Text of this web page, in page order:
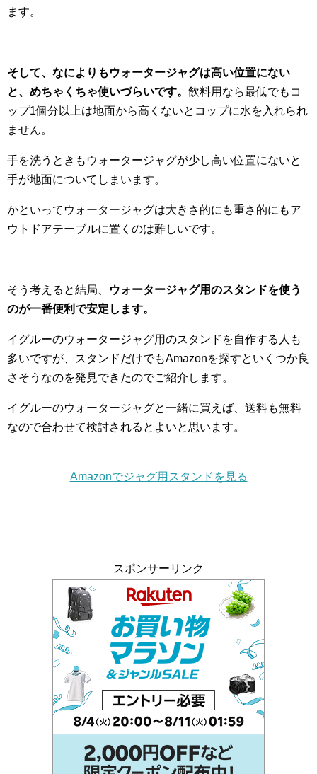
ます。
そして、なによりもウォータージャグは高い位置にない
と、めちゃくちゃ使いづらいです。 飲料用なら最低でもコ
ップ1個分以上は地面から高くないとコップに水を入れられ
ません。
手を洗うときもウォータージャグが少し高い位置にないと
手が地面についてしまいます。
かといってウォータージャグは大きさ的にも重さ的にもア
ウトドアテーブルに置くのは難しいです。
そう考えると結局、
ウォータージャグ用のスタンドを使う
のが一番便利で安定します。
イグルーのウォータージャグ用のスタンドを自作する人も
多いですが、スタンドだけでもAmazonを探すといくつか良
さそうなのを発見できたのでご紹介します。
イグルーのウォータージャグと一緒に買えば、送料も無料
なので合わせて検討されるとよいと思います。
Amazonでジャグ用スタンドを見る
スポンサーリンク